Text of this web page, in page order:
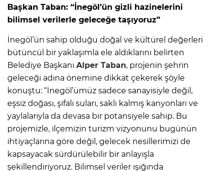
Başkan Taban: “İnegöl’ün gizli hazinelerini
bilimsel verilerle geleceğe taşıyoruz”
İnegöl’ün sahip olduğu doğal ve kültürel değerleri
bütüncül bir yaklaşımla ele aldıklarını belirten
Belediye Başkanı Alper Taban, projenin şehrin
geleceği adına önemine dikkat çekerek şöyle
konuştu: “İnegöl’ümüz sadece sanayisiyle değil,
eşsiz doğası, şifalı suları, saklı kalmış kanyonları ve
yaylalarıyla da devasa bir potansiyele sahip. Bu
projemizle, ilçemizin turizm vizyonunu bugünün
ihtiyaçlarına göre değil, gelecek nesillerimizi de
kapsayacak sürdürülebilir bir anlayışla
şekillendiriyoruz. Bilimsel veriler ışığında